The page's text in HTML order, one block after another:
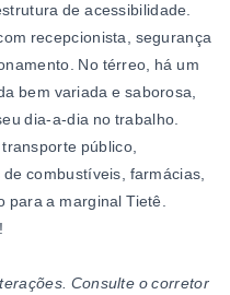
de acessibilidade.
recepcionista, segurança
No térreo, há um
bem variada e saborosa,
dia-a-dia no trabalho.
público,
combustíveis, farmácias,
para a marginal Tietê.
Consulte o corretor